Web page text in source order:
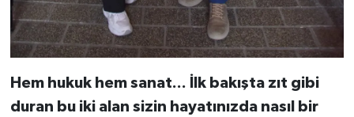
Hem hukuk hem sanat... İlk bakışta zıt gibi
duran bu iki alan sizin hayatınızda nasıl bir